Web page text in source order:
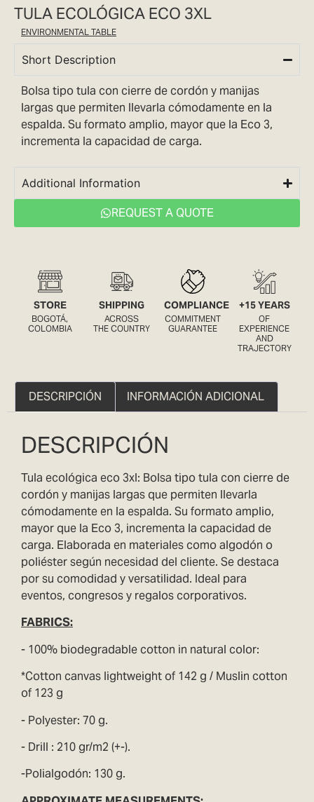
TULA ECOLÓGICA ECO 3XL
ENVIRONMENTAL TABLE
Short Description
Bolsa tipo tula con cierre de cordón y manijas
largas que permiten llevarla cómodamente en la
espalda. Su formato amplio, mayor que la Eco 3,
incrementa la capacidad de carga.
Additional Information
REQUEST A QUOTE
STORE
BOGOTÁ,
COLOMBIA
SHIPPING
ACROSS
THE COUNTRY
COMPLIANCE
COMMITMENT
GUARANTEE
+15 YEARS
OF
EXPERIENCE
AND
TRAJECTORY
DESCRIPCIÓN INFORMACIÓN ADICIONAL
DESCRIPCIÓN
Tula ecológica eco 3xl: Bolsa tipo tula con cierre de
cordón y manijas largas que permiten llevarla
cómodamente en la espalda. Su formato amplio,
mayor que la Eco 3, incrementa la capacidad de
carga. Elaborada en materiales como algodón o
poliéster según necesidad del cliente. Se destaca
por su comodidad y versatilidad. Ideal para
eventos, congresos y regalos corporativos.
FABRICS:
- 100% biodegradable cotton in natural color:
*Cotton canvas lightweight of 142 g / Muslin cotton
of 123 g
- Polyester: 70 g.
- Drill : 210 gr/m2 (+-).
-Polialgodón: 130 g.